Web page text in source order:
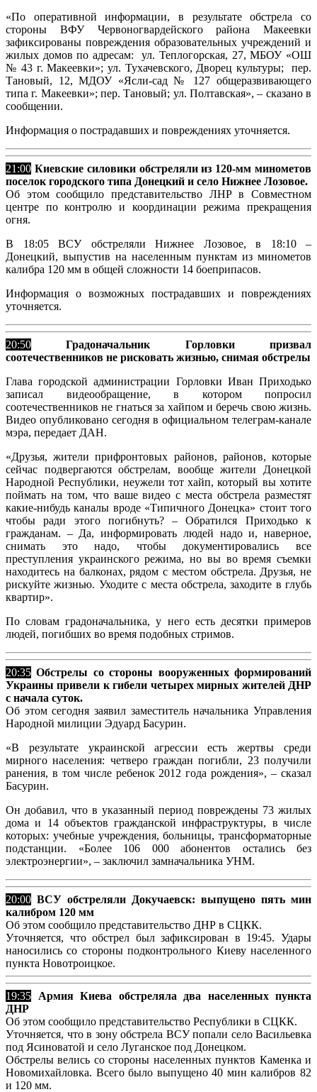
«По оперативной информации, в результате обстрела со
стороны ВФУ Червоногвардейского района Макеевки
зафиксированы повреждения образовательных учреждений и
жилых домов по адресам: ул. Теплогорская, 27, МБОУ «ОШ
№ 43 г. Макеевки»; ул. Тухачевского, Дворец культуры; пер.
Тановый, 12, МДОУ «Ясли-сад № 127 общеразвивающего
типа г. Макеевки»; пер. Тановый; ул. Полтавская», – сказано в
сообщении.
Информация о пострадавших и повреждениях уточняется.
21:00 Киевские силовики обстреляли из 120-мм минометов
поселок городского типа Донецкий и село Нижнее Лозовое.
Об этом сообщило представительство ЛНР в Совместном
центре по контролю и координации режима прекращения
огня.
В 18:05 ВСУ обстреляли Нижнее Лозовое, в 18:10 –
Донецкий, выпустив на населенным пунктам из минометов
калибра 120 мм в общей сложности 14 боеприпасов.
Информация о возможных пострадавших и повреждениях
уточняется.
20:50
Градоначальник Горловки призвал
соотечественников не рисковать жизнью, снимая обстрелы
Глава городской администрации Горловки Иван Приходько
записал видеообращение, в котором попросил
соотечественников не гнаться за хайпом и беречь свою жизнь.
Видео опубликовано сегодня в официальном телеграм-канале
мэра, передает ДАН.
«Друзья, жители прифронтовых районов, районов, которые
сейчас подвергаются обстрелам, вообще жители Донецкой
Народной Республики, неужели тот хайп, который вы хотите
поймать на том, что ваше видео с места обстрела разместят
какие-нибудь каналы вроде «Типичного Донецка» стоит того
чтобы ради этого погибнуть? – Обратился Приходько к
гражданам. – Да, информировать людей надо и, наверное,
снимать это надо, чтобы документировались все
преступления украинского режима, но вы во время съемки
находитесь на балконах, рядом с местом обстрела. Друзья, не
рискуйте жизнью. Уходите с места обстрела, заходите в глубь
квартир».
По словам градоначальника, у него есть десятки примеров
людей, погибших во время подобных стримов.
20:35 Обстрелы со стороны вооруженных формирований
Украины привели к гибели четырех мирных жителей ДНР
с начала суток.
Об этом сегодня заявил заместитель начальника Управления
Народной милиции Эдуард Басурин.
«В результате украинской агрессии есть жертвы среди
мирного населения: четверо граждан погибли, 23 получили
ранения, в том числе ребенок 2012 года рождения», – сказал
Басурин.
Он добавил, что в указанный период повреждены 73 жилых
дома и 14 объектов гражданской инфраструктуры, в числе
которых: учебные учреждения, больницы, трансформаторные
подстанции. «Более 106 000 абонентов остались без
электроэнергии», – заключил замначальника УНМ.
20:00 ВСУ обстреляли Докучаевск: выпущено пять мин
калибром 120 мм
Об этом сообщило представительство ДНР в СЦКК.
Уточняется, что обстрел был зафиксирован в 19:45. Удары
наносились со стороны подконтрольного Киеву населенного
пункта Новотроицкое.
19:35 Армия Киева обстреляла два населенных пункта
ДНР
Об этом сообщило представительство Республики в СЦКК.
Уточняется, что в зону обстрела ВСУ попали село Васильевка
под Ясиноватой и село Луганское под Донецком.
Обстрелы велись со стороны населенных пунктов Каменка и
Новомихайловка. Всего было выпущено 40 мин калибров 82
и 120 мм.